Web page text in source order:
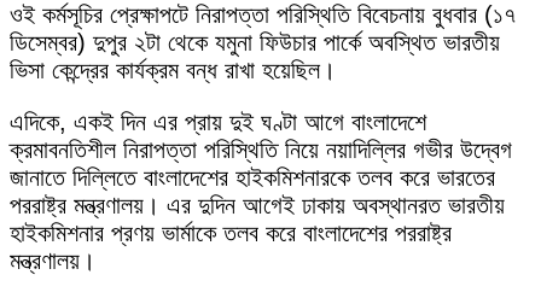
ওই কর্মসূচির প্রেক্ষাপটে নিরাপত্তা পরিস্থিতি বিবেচনায় বুধবার (১৭
ডিসেম্বর) দুপুর ২টা থেকে যমুনা ফিউচার পার্কে অবস্থিত ভারতীয়
ভিসা কেন্দ্রের কার্যক্রম বন্ধ রাখা হয়েছিল।
এদিকে, একই দিন এর প্রায় দুই ঘণ্টা আগে বাংলাদেশে
ক্রমাবনতিশীল নিরাপত্তা পরিস্থিতি নিয়ে নয়াদিল্লির গভীর উদ্বেগ
জানাতে দিল্লিতে বাংলাদেশের হাইকমিশনারকে তলব করে ভারতের
পররাষ্ট্র মন্ত্রণালয়। এর দুদিন আগেই ঢাকায় অবস্থানরত ভারতীয়
হাইকমিশনার প্রণয় ভার্মাকে তলব করে বাংলাদেশের পররাষ্ট্র
মন্ত্রণালয়।